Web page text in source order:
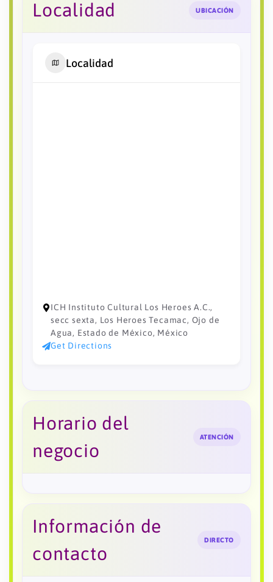
Localidad UBICACIÓN
Localidad
ICH Instituto Cultural Los Heroes A.C.,
secc sexta, Los Heroes Tecamac, Ojo de
Agua, Estado de México, México
Get Directions
Horario del
negocio
ATENCIÓN
Información de
contacto
DIRECTO